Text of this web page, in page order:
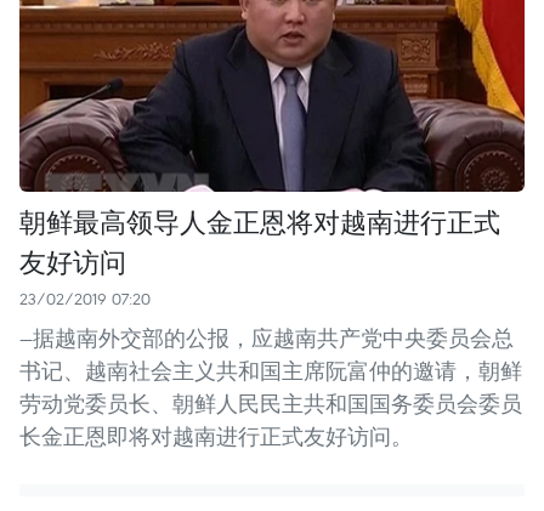
朝鲜最高领导人金正恩将对越南进行正式
友好访问
23/02/2019 07:20
—据越南外交部的公报，应越南共产党中央委员会总
书记、越南社会主义共和国主席阮富仲的邀请，朝鲜
劳动党委员长、朝鲜人民民主共和国国务委员会委员
长金正恩即将对越南进行正式友好访问。